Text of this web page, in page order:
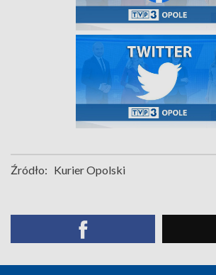
Źródło: Kurier Opolski